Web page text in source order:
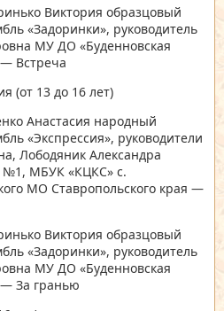
Виктория образцовый
«Задоринки», руководитель
МУ ДО «Буденновская
Встреча
(от 13 до 16 лет)
Анастасия народный
«Экспрессия», руководители
Лободяник Александра
МБУК «КЦКС» с.
МО Ставропольского края —
Виктория образцовый
«Задоринки», руководитель
МУ ДО «Буденновская
За гранью